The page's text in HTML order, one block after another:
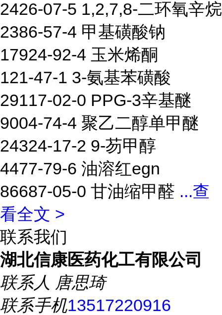
2426-07-5 1,2,7,8-二环氧辛烷
2386-57-4 甲基磺酸钠
17924-92-4 玉米烯酮
121-47-1 3-氨基苯磺酸
29117-02-0 PPG-3辛基醚
9004-74-4 聚乙二醇单甲醚
24324-17-2 9-芴甲醇
4477-79-6 油溶红egn
86687-05-0 甘油缩甲醛 ...查
看全文 >
联系我们
湖北信康医药化工有限公司
联系人 唐思琦
联系手机13517220916